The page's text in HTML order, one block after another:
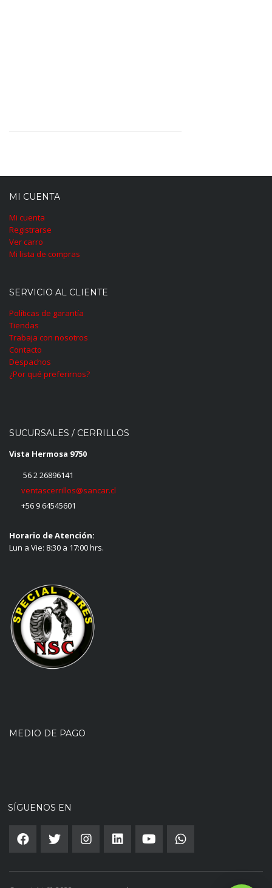
MI CUENTA
Mi cuenta
Registrarse
Ver carro
Mi lista de compras
SERVICIO AL CLIENTE
Políticas de garantía
Tiendas
Trabaja con nosotros
Contacto
Despachos
¿Por qué preferirnos?
SUCURSALES / CERRILLOS
Vista Hermosa 9750
56 2 26896141
ventascerrillos@sancar.cl
+56 9 64545601
Horario de Atención:
Lun a Vie: 8:30 a 17:00 hrs.
MEDIO DE PAGO
SÍGUENOS EN